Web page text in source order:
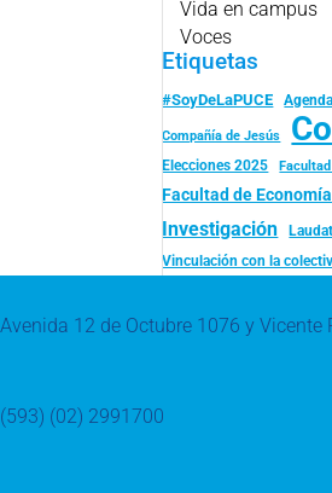
Vida en campus
Voces
Etiquetas
#SoyDeLaPUCE
Compañía de Jesús
Elecciones 2025
Facultad de Economía
Investigación
Vinculación con la
Avenida 12 de Octubre 1076 y Vicente
(593) (02) 2991700